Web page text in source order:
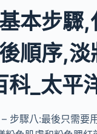
本步驟,
順序,淡
科_太平
步驟八:最後只需要